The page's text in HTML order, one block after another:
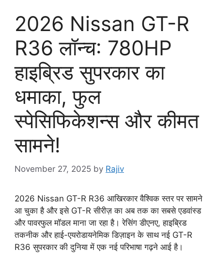
2026 Nissan GT-R
R36 लॉन्च: 780HP
हाइब्रिड सुपरकार का
धमाका, फुल
स्पेसिफिकेशन्स और कीमत
सामने!
November 27, 2025 by Rajiv
2026 Nissan GT-R R36 आखिरकार वैश्विक स्तर पर सामने
आ चुका है और इसे GT-R सीरीज़ का अब तक का सबसे एडवांस्ड
और पावरफुल मॉडल माना जा रहा है। रेसिंग डीएनए, हाइब्रिड
तकनीक और हाई-एयरोडायनेमिक डिज़ाइन के साथ नई GT-R
R36 सुपरकार की दुनिया में एक नई परिभाषा गढ़ने आई है।